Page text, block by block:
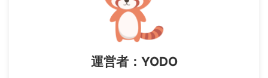
運営者：YODO